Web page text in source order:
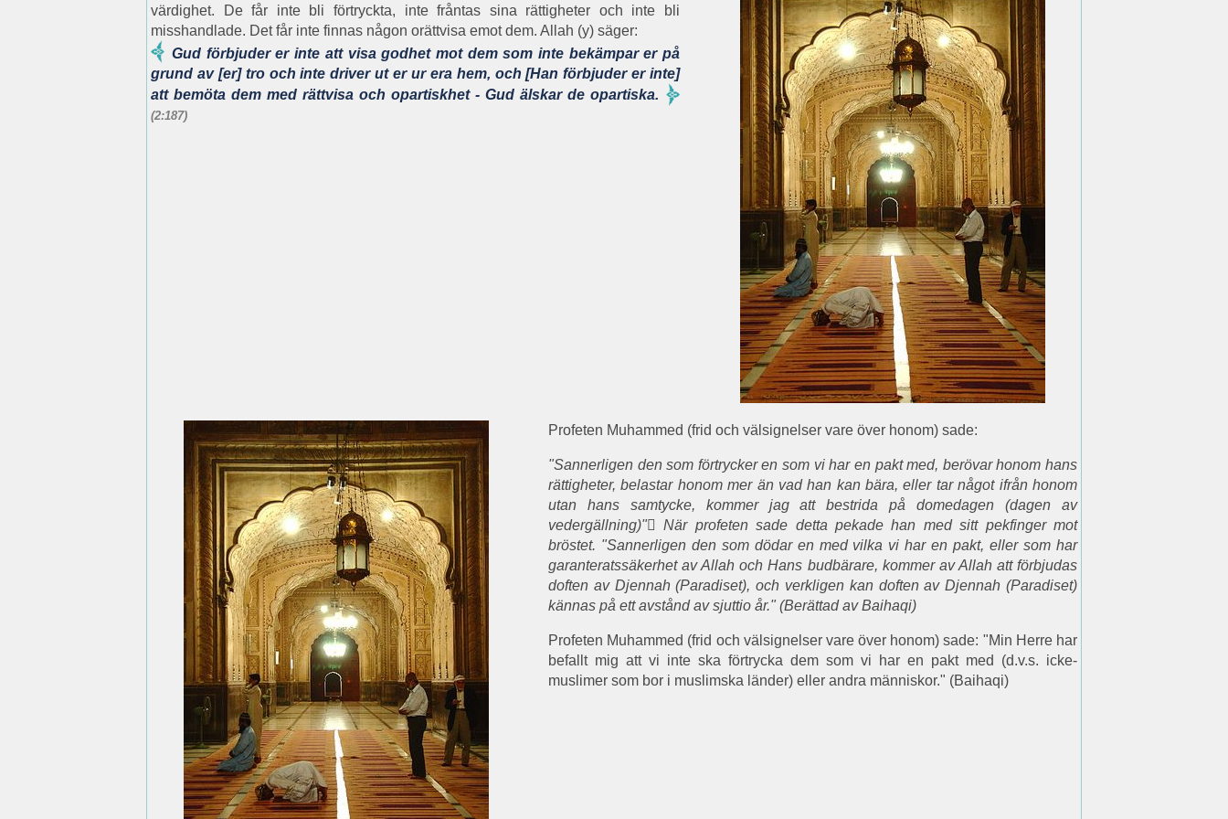
värdighet. De får inte bli förtryckta, inte fråntas sina rättigheter och inte bli
misshandlade. Det får inte finnas någon orättvisa emot dem. Allah (y) säger:
Gud förbjuder er inte att visa godhet mot dem som inte bekämpar er på
grund av [er] tro och inte driver ut er ur era hem, och [Han förbjuder er inte]
att bemöta dem med rättvisa och opartiskhet - Gud älskar de opartiska.
(2:187)
Profeten Muhammed (frid och välsignelser vare över honom) sade:
"Sannerligen den som förtrycker en som vi har en pakt med, berövar honom hans
rättigheter, belastar honom mer än vad han kan bära, eller tar något ifrån honom
utan hans samtycke, kommer jag att bestrida på domedagen (dagen av
vedergällning)" När profeten sade detta pekade han med sitt pekfinger mot
bröstet. "Sannerligen den som dödar en med vilka vi har en pakt, eller som har
garanteratssäkerhet av Allah och Hans budbärare, kommer av Allah att förbjudas
doften av Djennah (Paradiset), och verkligen kan doften av Djennah (Paradiset)
kännas på ett avstånd av sjuttio år." (Berättad av Baihaqi)
Profeten Muhammed (frid och välsignelser vare över honom) sade: "Min Herre har
befallt mig att vi inte ska förtrycka dem som vi har en pakt med (d.v.s. icke-
muslimer som bor i muslimska länder) eller andra människor." (Baihaqi)